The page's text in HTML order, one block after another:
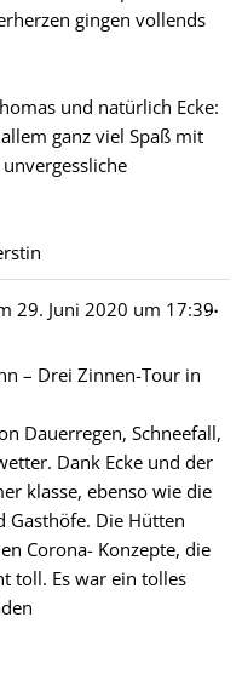
gingen vollends
und natürlich Ecke:
ganz viel Spaß mit
29. Juni 2020 um 17:39
– Drei Zinnen-Tour in
Dauerregen, Schneefall,
Dank Ecke und der
klasse, ebenso wie die
Gasthöfe. Die Hütten
Corona- Konzepte, die
toll. Es war ein tolles
…